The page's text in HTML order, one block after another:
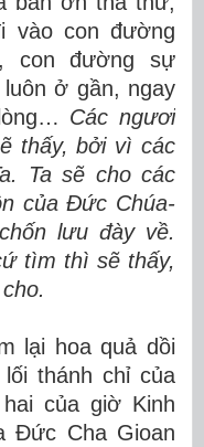
vào con đường
con đường sự
ở gần, ngay
Các ngươi
thấy, bởi vì các
Ta sẽ cho các
của Đức Chúa-
lưu đày về.
tìm thì sẽ thấy,
lại hoa quả dồi
thánh chỉ của
của giờ Kinh
Đức Cha Gioan